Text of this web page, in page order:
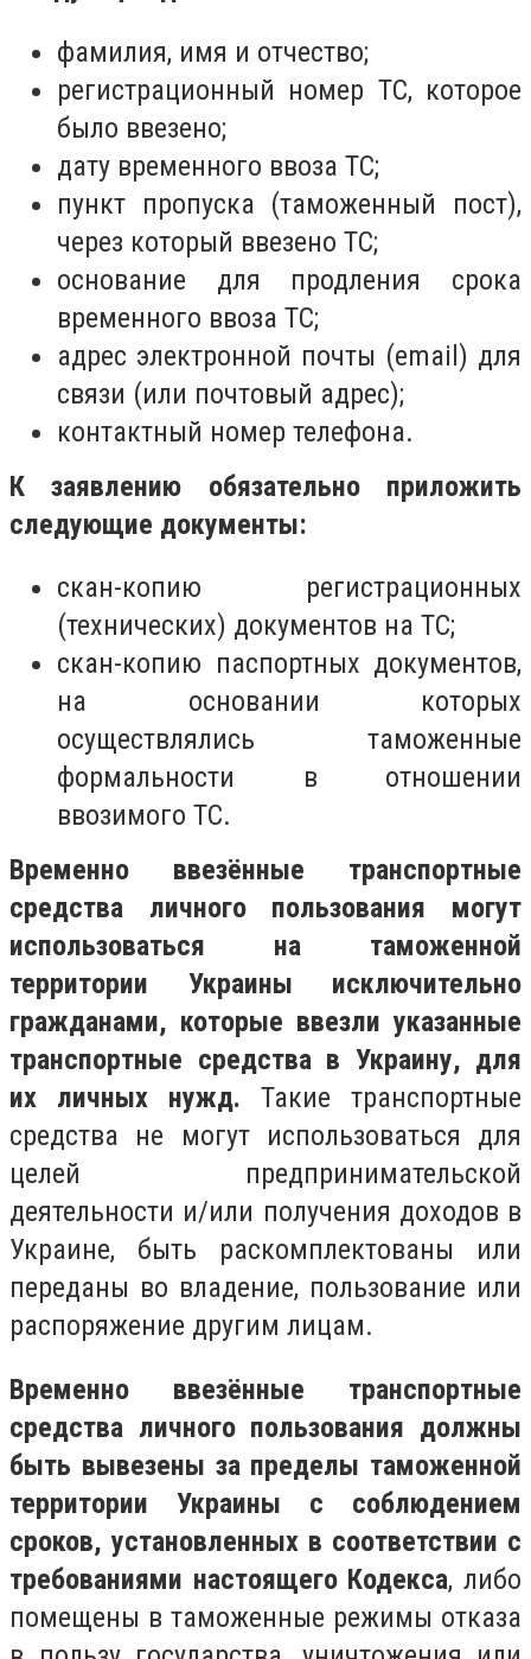
фамилия, имя и отчество;
регистрационный номер ТС, которое
было ввезено;
дату временного ввоза ТС;
пункт пропуска (таможенный пост),
через который ввезено ТС;
основание для продления срока
временного ввоза ТС;
адрес электронной почты (email) для
связи (или почтовый адрес);
контактный номер телефона.
К заявлению обязательно приложить
следующие документы:
скан-копию регистрационных
(технических) документов на ТС;
скан-копию паспортных документов,
на основании которых
осуществлялись таможенные
формальности в отношении
ввозимого ТС.
Временно ввезённые транспортные
средства личного пользования могут
использоваться на таможенной
территории Украины исключительно
гражданами, которые ввезли указанные
транспортные средства в Украину, для
их личных нужд. Такие транспортные
средства не могут использоваться для
целей предпринимательской
деятельности и/или получения доходов в
Украине, быть раскомплектованы или
переданы во владение, пользование или
распоряжение другим лицам.
Временно ввезённые транспортные
средства личного пользования должны
быть вывезены за пределы таможенной
территории Украины с соблюдением
сроков, установленных в соответствии с
требованиями настоящего Кодекса, либо
помещены в таможенные режимы отказа